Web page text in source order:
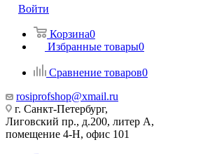
Войти
Корзина0
Избранные товары0
Сравнение товаров0
rosiprofshop@xmail.ru
г. Санкт-Петербург,
Лиговский пр., д.200, литер А,
помещение 4-Н, офис 101